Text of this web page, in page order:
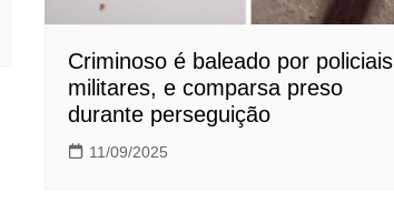
Criminoso é baleado por policiais
militares, e comparsa preso
durante perseguição
11/09/2025